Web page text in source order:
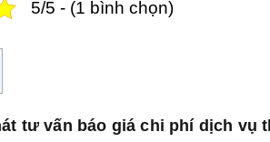
5/5 - (1 bình chọn)
tư vấn báo giá chi phí dịch vụ